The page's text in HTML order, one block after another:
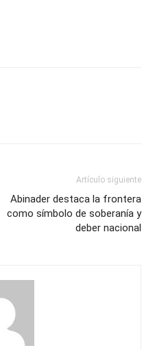
Artículo siguiente
Abinader destaca la frontera
como símbolo de soberanía y
deber nacional